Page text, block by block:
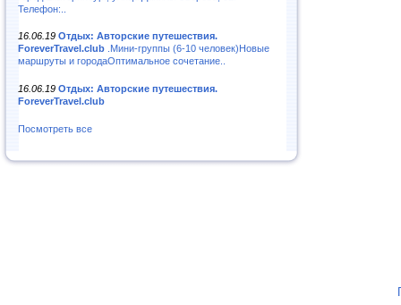
Телефон:..
16.06.19 Отдых: Авторские путешествия.
ForeverTravel.club .Мини-группы (6-10 человек)Новые
маршруты и городаОптимальное сочетание..
16.06.19 Отдых: Авторские путешествия.
ForeverTravel.club
Посмотреть все